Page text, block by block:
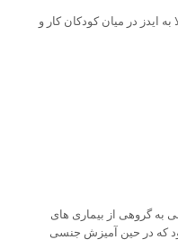
به ایدز در میان کودکان کار و
به گروهی از بیماری های
که در حین آمیزش جنسی